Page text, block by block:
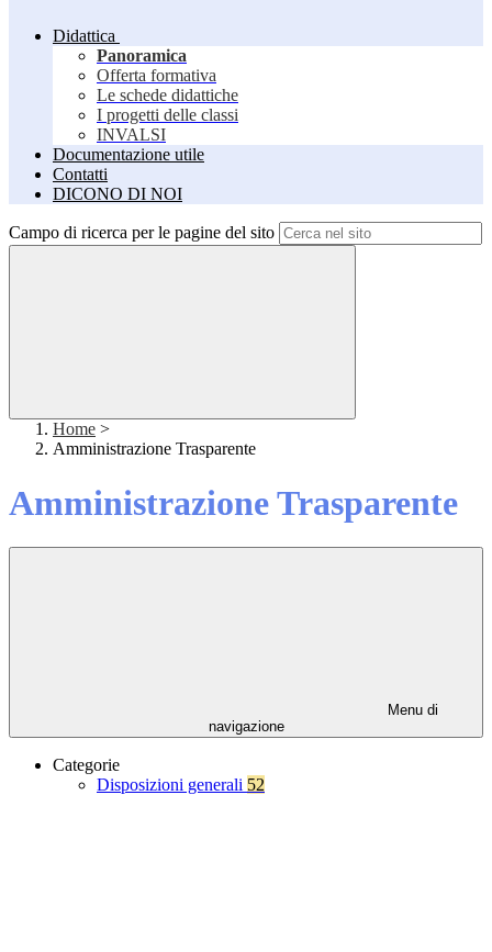
Didattica
Panoramica
Offerta formativa
Le schede didattiche
I progetti delle classi
INVALSI
Documentazione utile
Contatti
DICONO DI NOI
Campo di ricerca per le pagine del sito
Home >
Amministrazione Trasparente
Amministrazione Trasparente
Menu di
navigazione
Categorie
Disposizioni generali 52